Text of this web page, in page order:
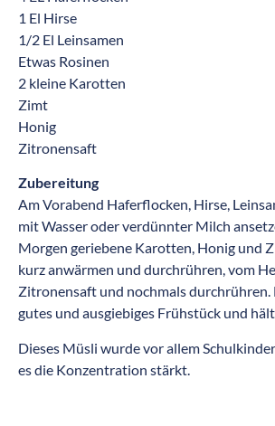
1 El Hirse
1/2 El Leinsamen
Etwas Rosinen
2 kleine Karotten
Zimt
Honig
Zitronensaft
Zubereitung
Am Vorabend Haferflocken, Hirse,
mit Wasser oder verdünnter Milch
Morgen geriebene Karotten, Honig und
kurz anwärmen und durchrühren, vom
Zitronensaft und nochmals durchrühren.
gutes und ausgiebiges Frühstück und
Dieses Müsli wurde vor allem
es die Konzentration stärkt.